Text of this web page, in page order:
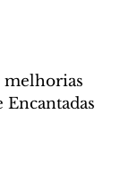
melhorias